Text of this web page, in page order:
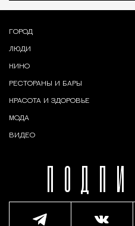
ГОРОД
ЛЮДИ
КИНО
РЕСТОРАНЫ И БАРЫ
КРАСОТА И ЗДОРОВЬЕ
МОДА
ВИДЕО